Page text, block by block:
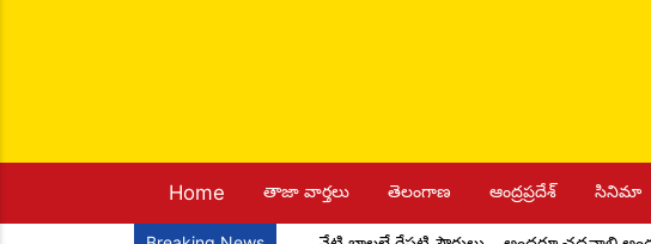
Home తాజా వార్తలు తెలంగాణ ఆంద్రప్రదేశ్ సినిమా